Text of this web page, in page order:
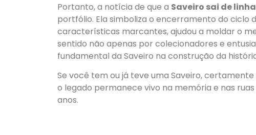
Portanto, a notícia de que a Saveiro sai de linha
portfólio. Ela simboliza o encerramento do ciclo
características marcantes, ajudou a moldar o
sentido não apenas por colecionadores e
fundamental da Saveiro na construção da
Se você tem ou já teve uma Saveiro,
o legado permanece vivo na memória e nas
anos.